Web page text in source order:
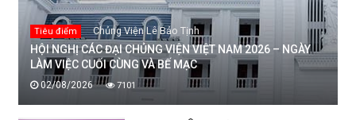
Tiêu điểm Chủng Viện Lê Bảo Tịnh
HỘI NGHỊ CÁC ĐẠI CHỦNG VIỆN VIỆT NAM 2026 – NGÀY
LÀM VIỆC CUỐI CÙNG VÀ BẾ MẠC
02/08/2026 7101